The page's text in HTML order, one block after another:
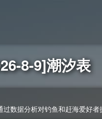
8-9]潮汐表
数据分析对钓鱼和赶海爱好